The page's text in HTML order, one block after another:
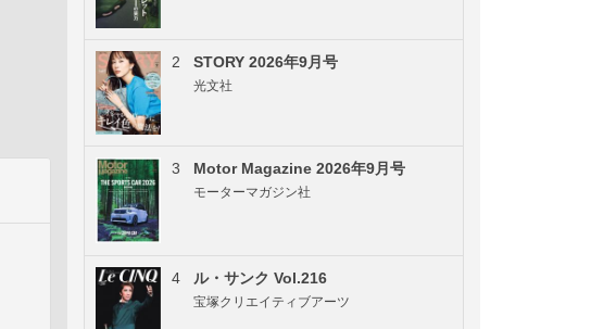
2 STORY 2026年9月号
光文社
3 Motor Magazine 2026年9月号
モーターマガジン社
4 ル・サンク Vol.216
宝塚クリエイティブアーツ